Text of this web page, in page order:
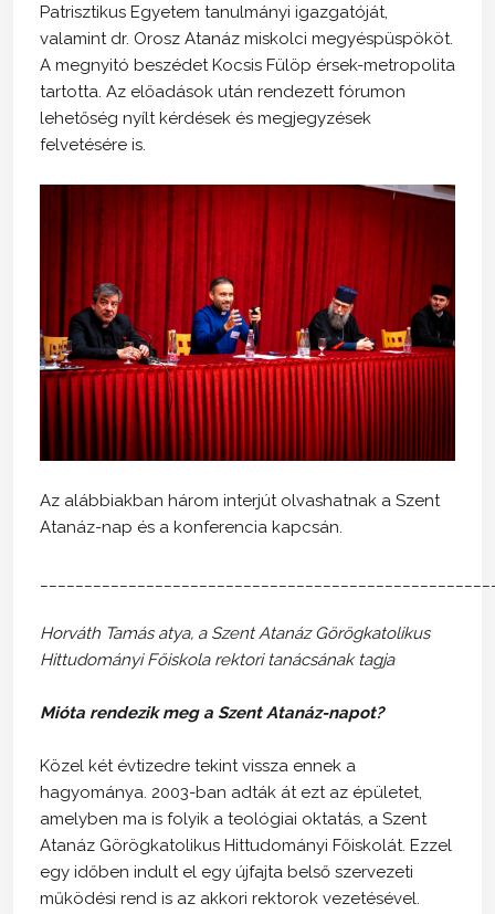
Patrisztikus Egyetem tanulmányi igazgatóját,
valamint dr. Orosz Atanáz miskolci megyéspüspököt.
A megnyitó beszédet Kocsis Fülöp érsek-metropolita
tartotta. Az előadások után rendezett fórumon
lehetőség nyílt kérdések és megjegyzések
felvetésére is.
Az alábbiakban három interjút olvashatnak a Szent
Atanáz-nap és a konferencia kapcsán.
Horváth Tamás atya, a Szent Atanáz Görögkatolikus
Hittudományi Főiskola rektori tanácsának tagja
Mióta rendezik meg a Szent Atanáz-napot?
Közel két évtizedre tekint vissza ennek a
hagyománya. 2003-ban adták át ezt az épületet,
amelyben ma is folyik a teológiai oktatás, a Szent
Atanáz Görögkatolikus Hittudományi Főiskolát. Ezzel
egy időben indult el egy újfajta belső szervezeti
működési rend is az akkori rektorok vezetésével.